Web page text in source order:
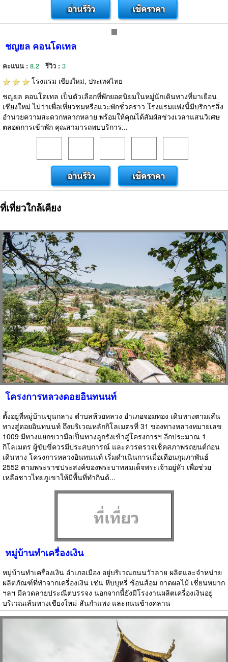
ชญยล คอนโดเทล
คะแนน : 8.2 รีวิว : 3
โรงแรม เชียงใหม่, ประเทศไทย
ชญยล คอนโดเทล เป็นตัวเลือกที่พักยอดนิยมในหมู่นักเดินทางที่มาเยือน
เชียงใหม่ ไม่ว่าเพื่อเที่ยวชมหรือแวะพักชั่วคราว โรงแรมแห่งนี้มีบริการสิ่ง
อำนวยความสะดวกหลากหลาย พร้อมให้คุณได้สัมผัสช่วงเวลาแสนวิเศษ
ตลอดการเข้าพัก คุณสามารถพบบริการ...
ที่เที่ยวใกล้เคียง
โครงการหลวงดอยอินทนนท์
ตั้งอยู่ที่หมู่บ้านขุนกลาง ตำบลห้วยหลวง อำเภอจอมทอง เดินทางตามเส้น
ทางสู่ดอยอินทนนท์ ถึงบริเวณหลักกิโลเมตรที่ 31 ของทางหลวงหมายเลข
1009 มีทางแยกขวามือเป็นทางลูกรังเข้าสู่โครงการฯ อีกประมาณ 1
กิโลเมตร ผู้ขับขี่ควรมีประสบการณ์ และควรตรวจเช็คสภาพรถยนต์ก่อน
เดินทาง โครงการหลวงอินทนนท์ เริ่มดำเนินการเมื่อเดือนกุมภาพันธ์
2552 ตามพระราชประสงค์ของพระบาทสมเด็จพระเจ้าอยู่หัว เพื่อช่วย
เหลือชาวไทยภูเขาให้มีพื้นที่ทำกินด้...
หมู่บ้านทำเครื่องเงิน
หมู่บ้านทำเครื่องเงิน อำเภอเมือง อยู่บริเวณถนนวัวลาย ผลิตและจำหน่าย
ผลิตภัณฑ์ที่ทำจากเครื่องเงิน เช่น หีบบุหรี่ ช้อนส้อม ถาดผลไม้ เชี่ยนหมาก
ฯลฯ มีลวดลายประณีตบรรจง นอกจากนี้ยังมีโรงงานผลิตเครื่องเงินอยู่
บริเวณเส้นทางเชียงใหม่-สันกำแพง และถนนช้างคลาน